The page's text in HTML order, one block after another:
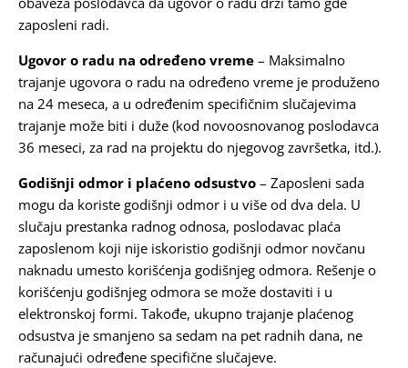
zaposleni radi.
Ugovor o radu na određeno vreme – Maksimalno
trajanje ugovora o radu na određeno vreme je produženo
na 24 meseca, a u određenim specifičnim slučajevima
trajanje može biti i duže (kod novoosnovanog poslodavca
36 meseci, za rad na projektu do njegovog završetka, itd.).
Godišnji odmor i plaćeno odsustvo – Zaposleni sada
mogu da koriste godišnji odmor i u više od dva dela. U
slučaju prestanka radnog odnosa, poslodavac plaća
zaposlenom koji nije iskoristio godišnji odmor novčanu
naknadu umesto korišćenja godišnjeg odmora. Rešenje o
korišćenju godišnjeg odmora se može dostaviti i u
elektronskoj formi. Takođe, ukupno trajanje plaćenog
odsustva je smanjeno sa sedam na pet radnih dana, ne
računajući određene specifične slučajeve.